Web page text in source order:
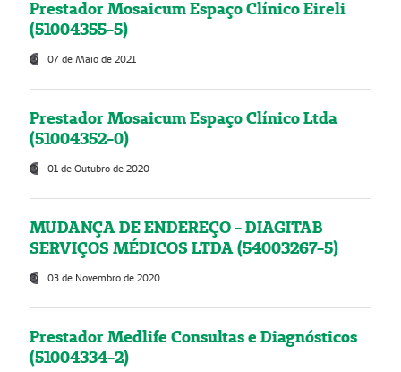
Prestador Mosaicum Espaço Clínico Eireli
(51004355-5)
07 de Maio de 2021
Prestador Mosaicum Espaço Clínico Ltda
(51004352-0)
01 de Outubro de 2020
MUDANÇA DE ENDEREÇO - DIAGITAB
SERVIÇOS MÉDICOS LTDA (54003267-5)
03 de Novembro de 2020
Prestador Medlife Consultas e Diagnósticos
(51004334-2)